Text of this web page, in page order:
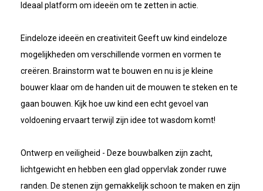
Ideaal platform om ideeën om te zetten in actie.
Eindeloze ideeën en creativiteit Geeft uw kind eindeloze
mogelijkheden om verschillende vormen en vormen te
creëren. Brainstorm wat te bouwen en nu is je kleine
bouwer klaar om de handen uit de mouwen te steken en te
gaan bouwen. Kijk hoe uw kind een echt gevoel van
voldoening ervaart terwijl zijn idee tot wasdom komt!
Ontwerp en veiligheid - Deze bouwbalken zijn zacht,
lichtgewicht en hebben een glad oppervlak zonder ruwe
randen. De stenen zijn gemakkelijk schoon te maken en zijn